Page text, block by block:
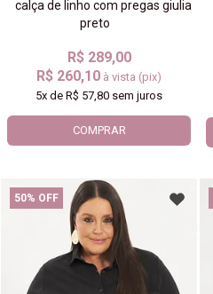
calça de linho com pregas giulia
preto
R$ 289,00
R$ 260,10 à vista (pix)
5x deR$ 57,80 sem juros
COMPRAR
50% OFF